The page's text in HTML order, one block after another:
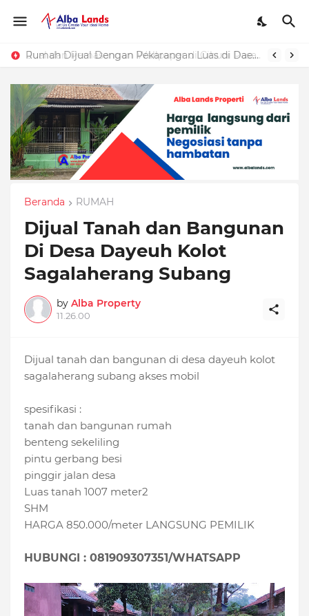
Rumah Dijual Dengan Pekarangan Luas di Daerah Purwakarta
Beranda RUMAH
Dijual Tanah dan Bangunan
Di Desa Dayeuh Kolot
Sagalaherang Subang
by Alba Property
11.26.00
Dijual tanah dan bangunan di desa dayeuh kolot
sagalaherang subang akses mobil
spesifikasi :
tanah dan bangunan rumah
benteng sekeliling
pintu gerbang besi
pinggir jalan desa
Luas tanah 1007 meter2
SHM
HARGA 850.000/meter LANGSUNG PEMILIK
HUBUNGI : 081909307351/WHATSAPP